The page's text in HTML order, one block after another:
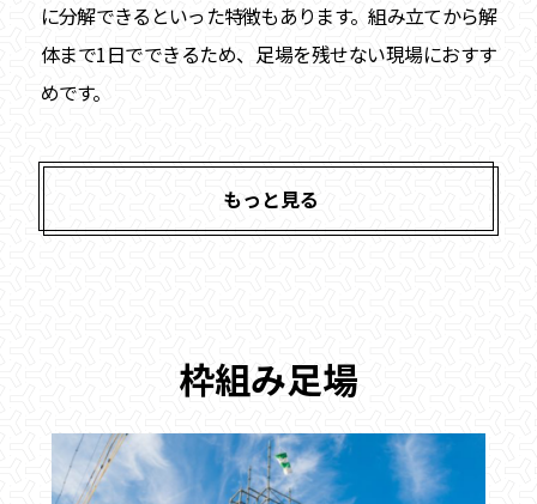
に分解できるといった特徴もあります。組み立てから解
体まで1日でできるため、足場を残せない現場におすす
めです。
もっと見る
枠組み足場